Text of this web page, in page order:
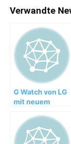
Verwandte
G Watch von LG
mit neuem